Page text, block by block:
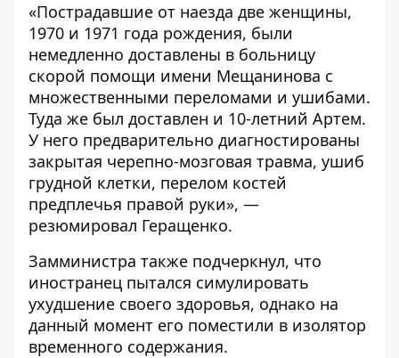
«Пострадавшие от наезда две женщины,
1970 и 1971 года рождения, были
немедленно доставлены в больницу
скорой помощи имени Мещанинова с
множественными переломами и ушибами.
Туда же был доставлен и 10-летний Артем.
У него предварительно диагностированы
закрытая черепно-мозговая травма, ушиб
грудной клетки, перелом костей
предплечья правой руки», —
резюмировал Геращенко.
Замминистра также подчеркнул, что
иностранец пытался симулировать
ухудшение своего здоровья, однако на
данный момент его поместили в изолятор
временного содержания.